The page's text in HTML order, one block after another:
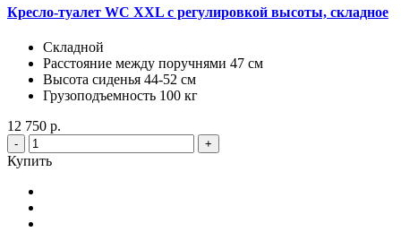
Кресло-туалет WC XXL с регулировкой высоты, складное
Складной
Расстояние между поручнями 47 см
Высота сиденья 44-52 см
Грузоподъемность 100 кг
12 750 р.
- +
Купить